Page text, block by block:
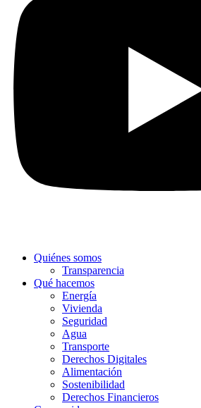
Quiénes somos
Transparencia
Qué hacemos
Energía
Vivienda
Seguridad
Agua
Transporte
Derechos Digitales
Alimentación
Sostenibilidad
Derechos Financieros